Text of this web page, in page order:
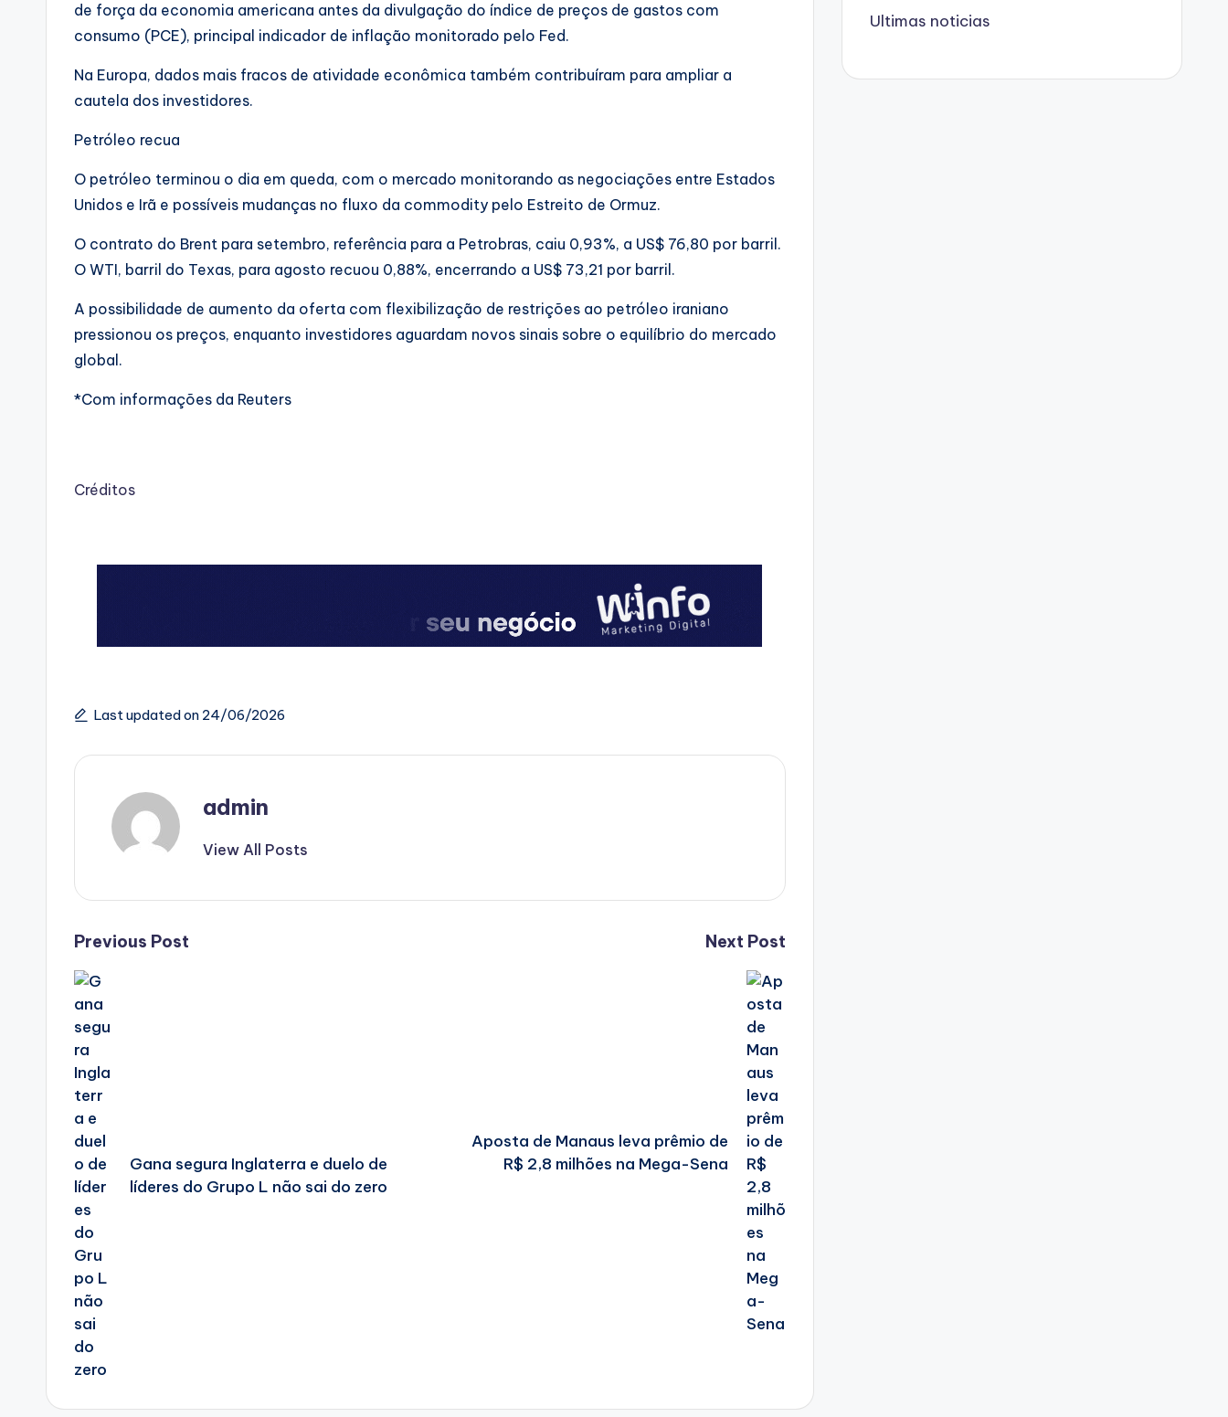
de força da economia americana antes da divulgação do índice de preços de gastos com
consumo (PCE), principal indicador de inflação monitorado pelo Fed.
Na Europa, dados mais fracos de atividade econômica também contribuíram para ampliar a
cautela dos investidores.
Petróleo recua
O petróleo terminou o dia em queda, com o mercado monitorando as negociações entre Estados
Unidos e Irã e possíveis mudanças no fluxo da commodity pelo Estreito de Ormuz.
O contrato do Brent para setembro, referência para a Petrobras, caiu 0,93%, a US$ 76,80 por barril.
O WTI, barril do Texas, para agosto recuou 0,88%, encerrando a US$ 73,21 por barril.
A possibilidade de aumento da oferta com flexibilização de restrições ao petróleo iraniano
pressionou os preços, enquanto investidores aguardam novos sinais sobre o equilíbrio do mercado
global.
*Com informações da Reuters
Créditos
Last updated on 24/06/2026
admin
View All Posts
Post
navigation
Previous Post
Gana segura Inglaterra e duelo de
líderes do Grupo L não sai do zero
Next Post
Aposta de Manaus leva prêmio de
R$ 2,8 milhões na Mega-Sena
Ultimas noticias